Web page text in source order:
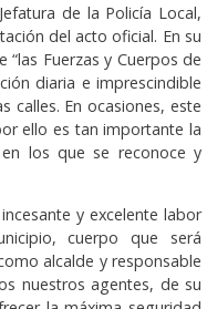
de la Policía Local,
del acto oficial. En su
Fuerzas y Cuerpos de
diaria e imprescindible
calles. En ocasiones, este
ello es tan importante la
los que se reconoce y
y excelente labor
cuerpo que será
alcalde y responsable
nuestros agentes, de su